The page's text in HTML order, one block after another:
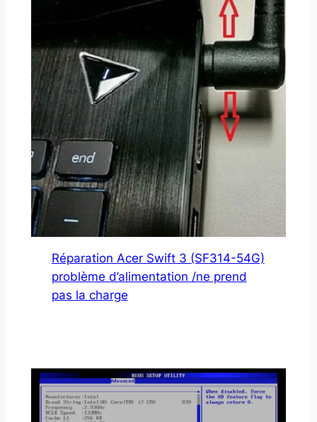
Réparation Acer Swift 3 (SF314-54G)
problème d’alimentation /ne prend
pas la charge